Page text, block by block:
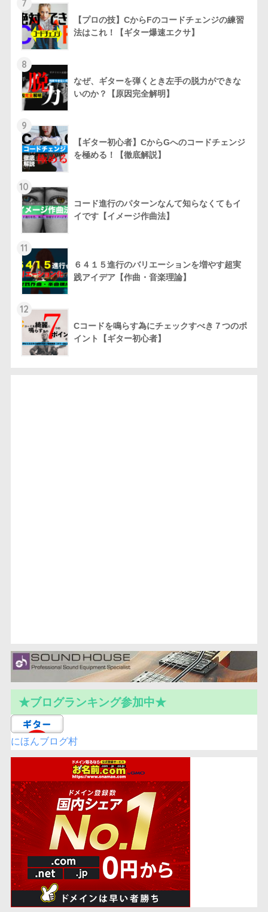
7
【プロの技】CからFのコードチェンジの練習
法はこれ！【ギター爆速エクサ】
8
なぜ、ギターを弾くとき左手の脱力ができな
いのか？【原因完全解明】
9
【ギター初心者】CからGへのコードチェンジ
を極める！【徹底解説】
10
コード進行のパターンなんて知らなくてもイ
イです【イメージ作曲法】
11
６４１５進行のバリエーションを増やす超実
践アイデア【作曲・音楽理論】
12
Cコードを鳴らす為にチェックすべき７つのポ
イント【ギター初心者】
★ブログランキング参加中★
にほんブログ村